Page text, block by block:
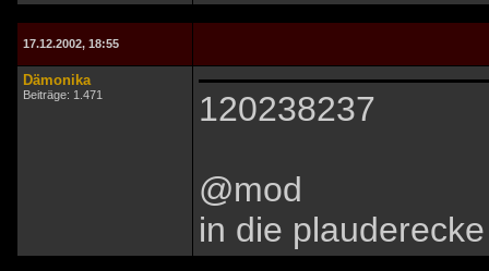
17.12.2002, 18:55
Dämonika
Beiträge: 1.471 120238237
@mod
in die